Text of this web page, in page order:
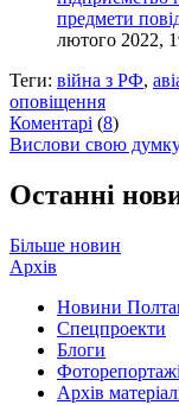
предмети
лютого 2022,
Теги: війна з РФ,
оповіщення
Коментарі (8)
Вислови свою
Останні
Більше новин
Архів
Новини
Спецпроекти
Блоги
Фоторепортажі
Архів